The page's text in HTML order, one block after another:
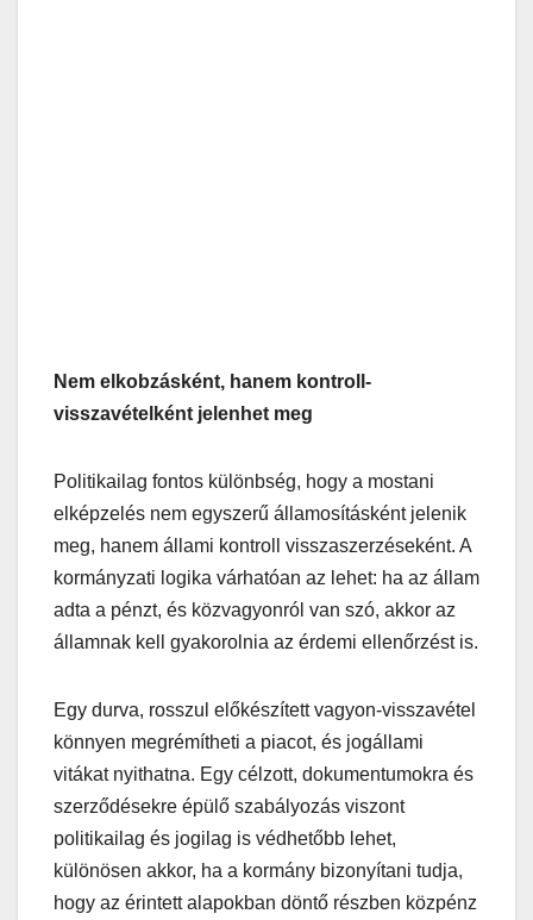
Nem elkobzásként, hanem kontroll-
visszavételként jelenhet meg
Politikailag fontos különbség, hogy a mostani
elképzelés nem egyszerű államosításként jelenik
meg, hanem állami kontroll visszaszerzéseként. A
kormányzati logika várhatóan az lehet: ha az állam
adta a pénzt, és közvagyonról van szó, akkor az
államnak kell gyakorolnia az érdemi ellenőrzést is.
Egy durva, rosszul előkészített vagyon-visszavétel
könnyen megrémítheti a piacot, és jogállami
vitákat nyithatna. Egy célzott, dokumentumokra és
szerződésekre épülő szabályozás viszont
politikailag és jogilag is védhetőbb lehet,
különösen akkor, ha a kormány bizonyítani tudja,
hogy az érintett alapokban döntő részben közpénz